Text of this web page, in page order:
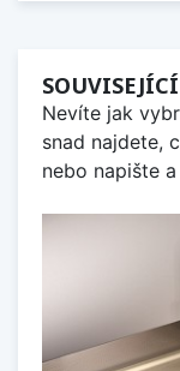
Nevíte jak
snad najdete,
nebo napište